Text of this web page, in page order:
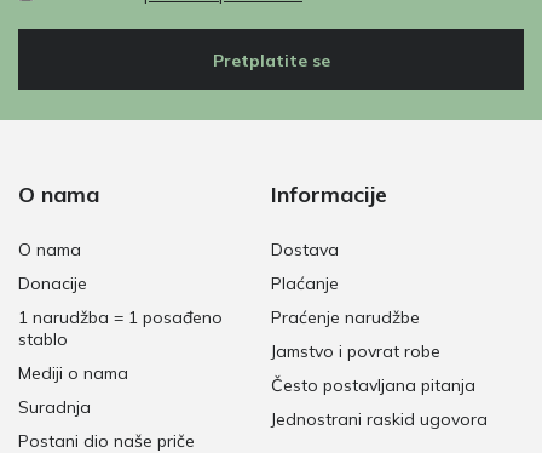
Pretplatite se
O nama
O nama
Donacije
1 narudžba = 1 posađeno
stablo
Mediji o nama
Suradnja
Postani dio naše priče
Informacije
Dostava
Plaćanje
Praćenje narudžbe
Jamstvo i povrat robe
Često postavljana pitanja
Jednostrani raskid ugovora